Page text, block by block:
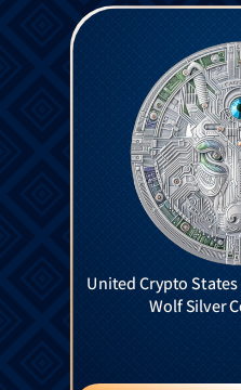
United Crypto
Wolf Silver